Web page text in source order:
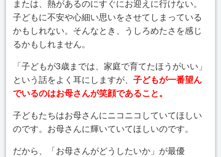
または、熱があるのにすぐにお迎えに行けない。
子どもに不安や心細い思いをさせてしまっている
かもしれない。そんなとき、うしろめたさを感じ
るかもしれません。
「子どもが3歳までは、家庭で育てたほうがいい」
という話をよく耳にしますが、子どもが一番望ん
でいるのはお母さんが笑顔であること。
子どもたちはお母さんにニコニコしていてほしい
のです。お母さんに輝いていてほしいのです。
だから、「お母さんがどうしたいか」が最優